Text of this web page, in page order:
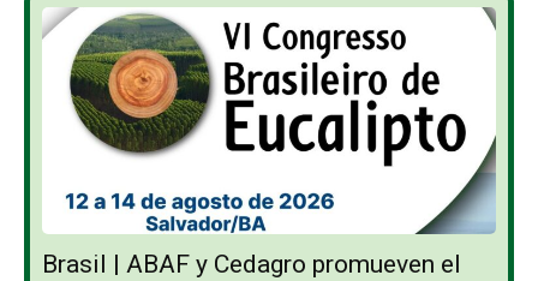
Brasil | ABAF y Cedagro promueven el